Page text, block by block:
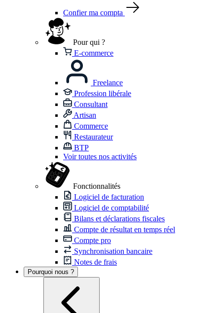
Confier ma compta
Pour qui ?
E-commerce
Freelance
Profession libérale
Consultant
Artisan
Commerce
Restaurateur
BTP
Voir toutes nos activités
Fonctionnalités
Logiciel de facturation
Logiciel de comptabilité
Bilans et déclarations fiscales
Compte de résultat en temps réel
Compte pro
Synchronisation bancaire
Notes de frais
Pourquoi nous ?